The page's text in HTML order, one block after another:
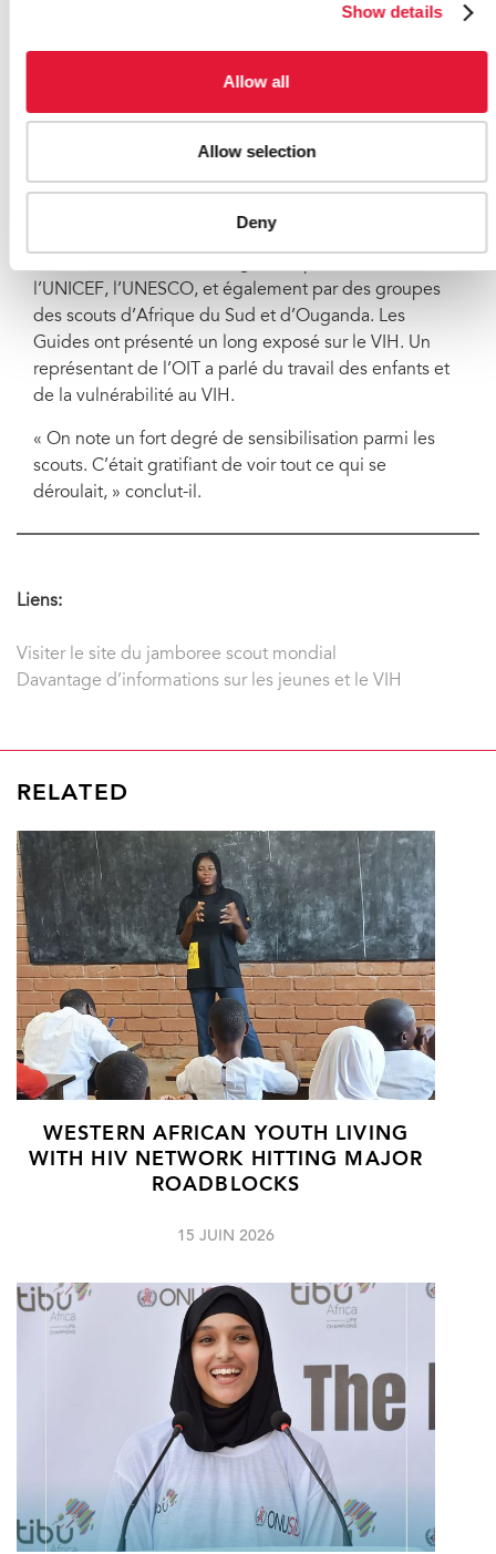
Show details
Allow all
Allow selection
Deny
soutien et moins de stigmatisation à l’égard des
personnes séropositives.
Alex a été réconforté de voir tant d’intérêt pour le sida
l’UNICEF, l’UNESCO, et également par des groupes
des scouts d’Afrique du Sud et d’Ouganda. Les
Guides ont présenté un long exposé sur le VIH. Un
représentant de l’OIT a parlé du travail des enfants et
de la vulnérabilité au VIH.
« On note un fort degré de sensibilisation parmi les
scouts. C’était gratifiant de voir tout ce qui se
déroulait, » conclut-il.
Liens:
Visiter le site du jamboree scout mondial
Davantage d’informations sur les jeunes et le VIH
RELATED
WESTERN AFRICAN YOUTH LIVING
WITH HIV NETWORK HITTING MAJOR
ROADBLOCKS
15 JUIN 2026